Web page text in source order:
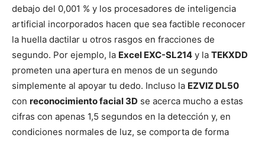
debajo del 0,001 % y los procesadores de inteligencia
artificial incorporados hacen que sea factible reconocer
la huella dactilar u otros rasgos en fracciones de
segundo. Por ejemplo, la Excel EXC-SL214 y la TEKXDD
prometen una apertura en menos de un segundo
simplemente al apoyar tu dedo. Incluso la EZVIZ DL50
con reconocimiento facial 3D se acerca mucho a estas
cifras con apenas 1,5 segundos en la detección y, en
condiciones normales de luz, se comporta de forma